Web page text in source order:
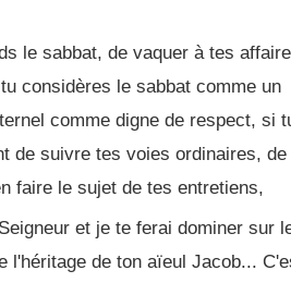
le sabbat, de vaquer à tes
considères le sabbat comme un
comme digne de respect, si
de suivre tes voies ordinaires, de
faire le sujet de tes entretiens,
et je te ferai dominer sur
l'héritage de ton aïeul Jacob...